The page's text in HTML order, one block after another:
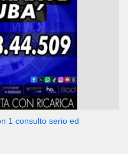
1 consulto serio ed